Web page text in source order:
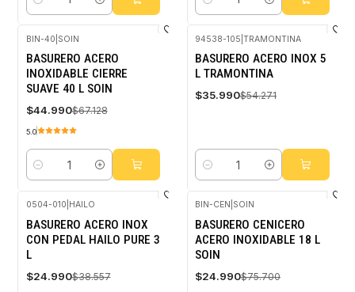
Cantidad Cantidad
-33%
OFF
BIN-40 SOIN
BASURERO ACERO
INOXIDABLE CIERRE
SUAVE 40 L SOIN
$44.990$67.128
5.0
Cantidad
-34%
OFF
94538-105 TRAMONTINA
BASURERO ACERO INOX 5
L TRAMONTINA
$35.990$54.271
Cantidad
-35%
OFF
0504-010 HAILO
BASURERO ACERO INOX
CON PEDAL HAILO PURE 3
L
$24.990$38.557
-67%
OFF
BIN-CEN SOIN
BASURERO CENICERO
ACERO INOXIDABLE 18 L
SOIN
$24.990$75.700